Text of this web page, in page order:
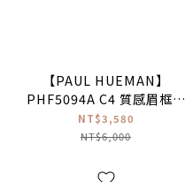
【PAUL HUEMAN】
PHF5094A C4 質感眉框光
學眼鏡
NT$3,580
NT$6,000